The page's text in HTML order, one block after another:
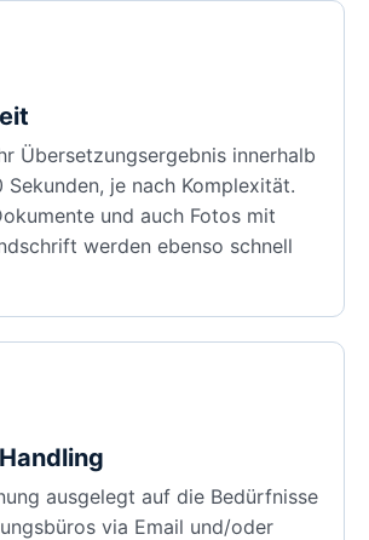
Übersetzungsergebnis innerhalb
je nach Komplexität.
und auch Fotos mit
werden ebenso schnell
ausgelegt auf die Bedürfnisse
via Email und/oder